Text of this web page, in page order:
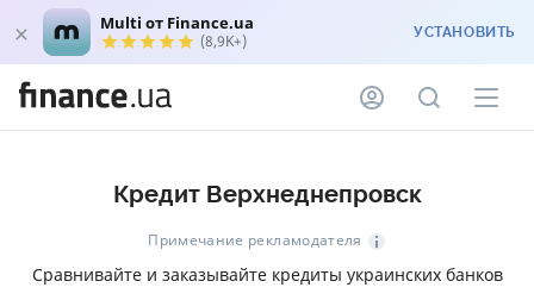
Multi от Finance.ua
(8,9K+) УСТАНОВИТЬ
Кредит Верхнеднепровск
Примечание рекламодателя
Сравнивайте и заказывайте кредиты украинских банков